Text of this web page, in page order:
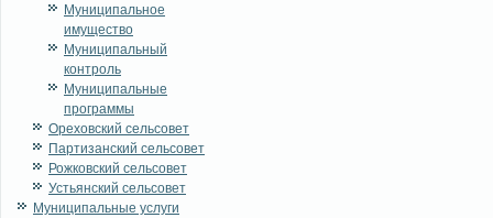
Муниципальное
имущество
Муниципальный
контроль
Муниципальные
программы
Ореховский сельсовет
Партизанский сельсовет
Рожковский сельсовет
Устьянский сельсовет
Муниципальные услуги